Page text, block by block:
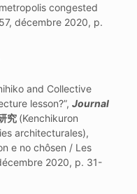
congested
décembre 2020, p.
and Collective
lesson?”, Journal
究 (Kenchikuron
architecturales),
e no chôsen / Les
2020, p. 31-